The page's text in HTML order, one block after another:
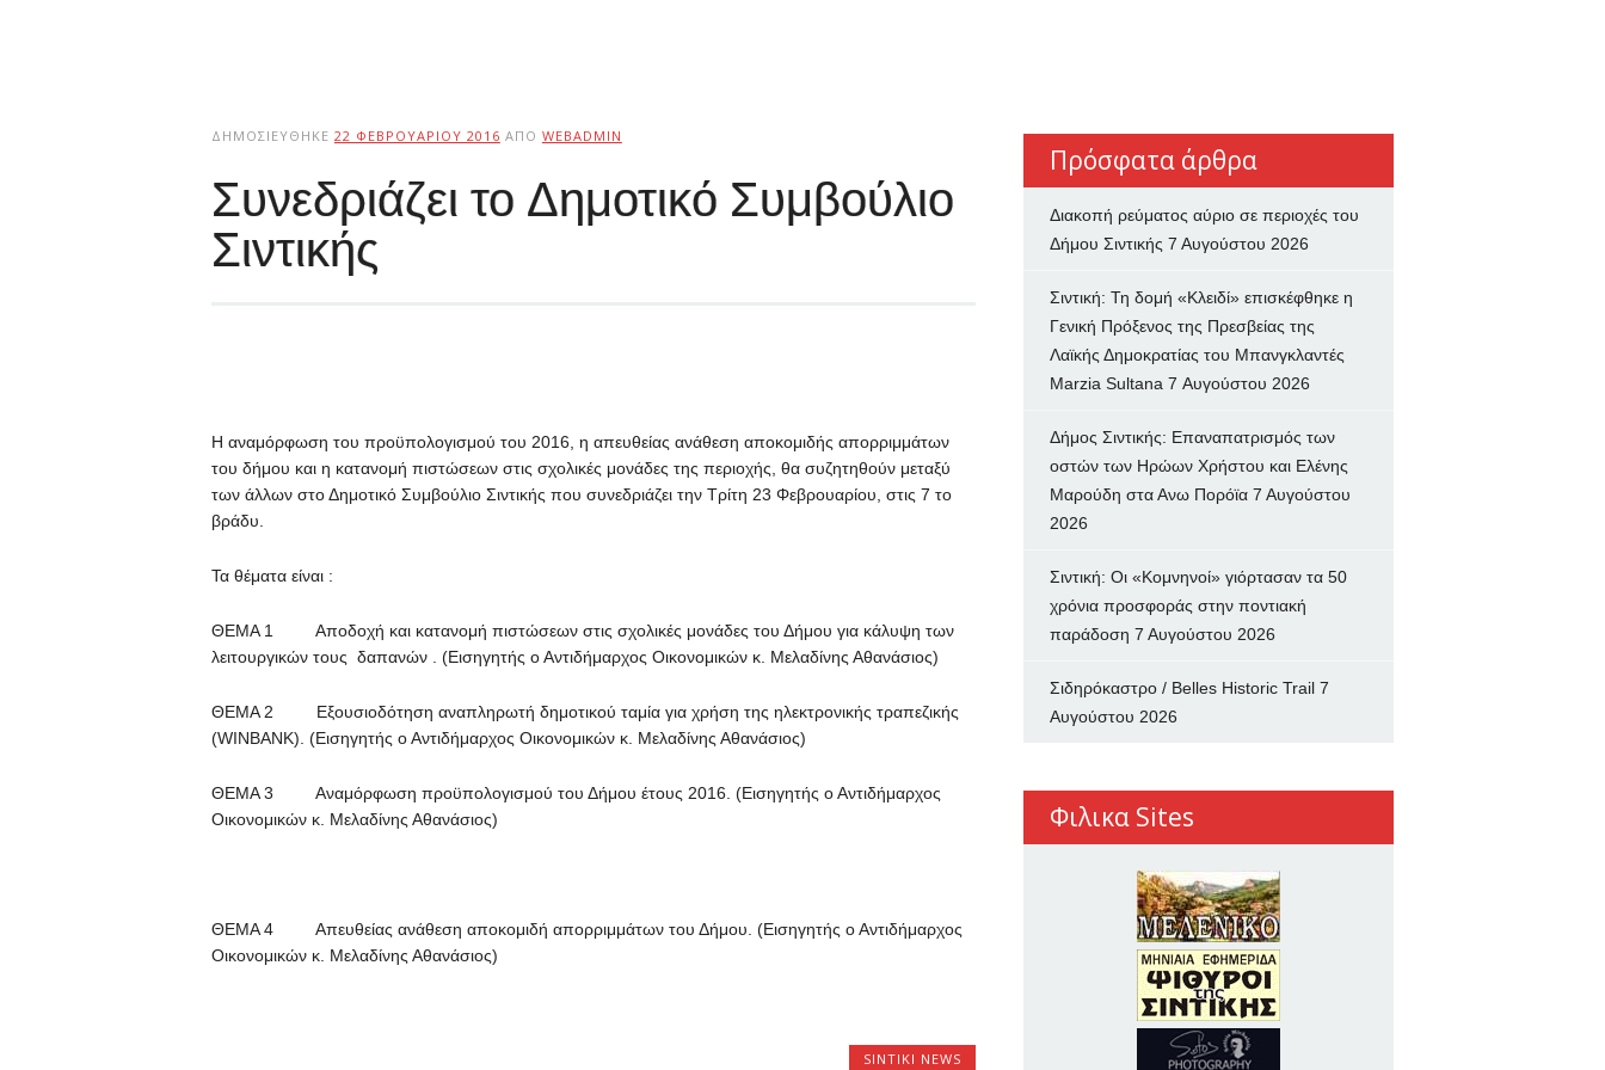
ΔΗΜΟΣΙΕΎΘΗΚΕ 22 ΦΕΒΡΟΥΑΡΊΟΥ 2016 ΑΠΌ WEBADMIN
Συνεδριάζει το Δημοτικό Συμβούλιο
Σιντικής
Η αναμόρφωση του προϋπολογισμού του 2016, η απευθείας ανάθεση αποκομιδής απορριμμάτων
του δήμου και η κατανομή πιστώσεων στις σχολικές μονάδες της περιοχής, θα συζητηθούν μεταξύ
των άλλων στο Δημοτικό Συμβούλιο Σιντικής που συνεδριάζει την Τρίτη 23 Φεβρουαρίου, στις 7 το
βράδυ.
Τα θέματα είναι :
ΘΕΜΑ 1 Αποδοχή και κατανομή πιστώσεων στις σχολικές μονάδες του Δήμου για κάλυψη των
λειτουργικών τους δαπανών . (Εισηγητής ο Αντιδήμαρχος Οικονομικών κ. Μελαδίνης Αθανάσιος)
ΘΕΜΑ 2 Εξουσιοδότηση αναπληρωτή δημοτικού ταμία για χρήση της ηλεκτρονικής τραπεζικής
(WINBANK). (Εισηγητής ο Αντιδήμαρχος Οικονομικών κ. Μελαδίνης Αθανάσιος)
ΘΕΜΑ 3 Αναμόρφωση προϋπολογισμού του Δήμου έτους 2016. (Εισηγητής ο Αντιδήμαρχος
Οικονομικών κ. Μελαδίνης Αθανάσιος)
ΘΕΜΑ 4 Απευθείας ανάθεση αποκομιδή απορριμμάτων του Δήμου. (Εισηγητής ο Αντιδήμαρχος
Οικονομικών κ. Μελαδίνης Αθανάσιος)
SINTIKI NEWS
Πρόσφατα άρθρα
Διακοπή ρεύματος αύριο σε περιοχές του
Δήμου Σιντικής 7 Αυγούστου 2026
Σιντική: Τη δομή «Κλειδί» επισκέφθηκε η
Γενική Πρόξενος της Πρεσβείας της
Λαϊκής Δημοκρατίας του Μπανγκλαντές
Marzia Sultana 7 Αυγούστου 2026
Δήμος Σιντικής: Επαναπατρισμός των
oστών των Ηρώων Χρήστου και Ελένης
Μαρούδη στα Ανω Πορόϊα 7 Αυγούστου
2026
Σιντική: Οι «Κομνηνοί» γιόρτασαν τα 50
χρόνια προσφοράς στην ποντιακή
παράδοση 7 Αυγούστου 2026
Σιδηρόκαστρο / Belles Historic Trail 7
Αυγούστου 2026
Φιλικα Sites